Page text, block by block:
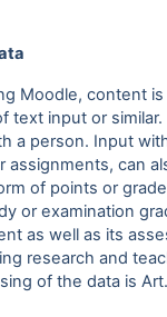
Moodle, content is
text input or
a person. Input
assignments, can
of points or
or examination
as well as its
research and
of the data is